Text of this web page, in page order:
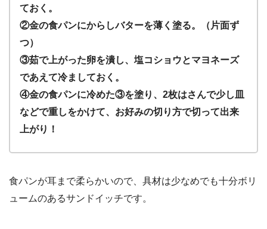
ておく。
②金の食パンにからしバターを薄く塗る。（片面ず
つ）
③茹で上がった卵を潰し、塩コショウとマヨネーズ
であえて冷ましておく。
④金の食パンに冷めた③を塗り、2枚はさんで少し皿
などで重しをかけて、お好みの切り方で切って出来
上がり！
食パンが耳まで柔らかいので、具材は少なめでも十分ボリ
ュームのあるサンドイッチです。